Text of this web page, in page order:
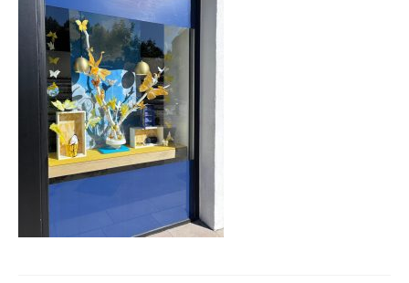
FORMATIONS RH
FORMATIONS DE FORMATEURS
CONSEILS & PRESTATIONS
REALISATIONS
CONTACT